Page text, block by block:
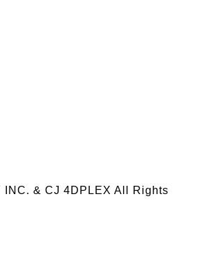
INC. & CJ 4DPLEX All Rights